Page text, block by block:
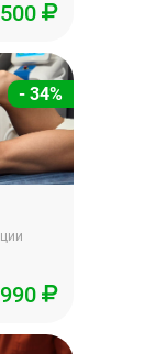
- 34%